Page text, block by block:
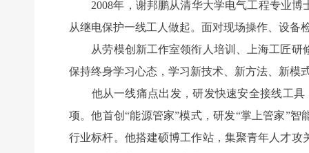
2008年，谢邦鹏从清华大学电气工程专业博
从继电保护一线工人做起。面对现场操作、设
从劳模创新工作室领衔人培训、上海工匠研
保持终身学习心态，学习新技术、新方法、新模
他从一线痛点出发，研发快速安全接线工具
项。他首创“能源管家”模式，研发“掌上管家”
行业标杆。他搭建硕博工作站，集聚青年人才